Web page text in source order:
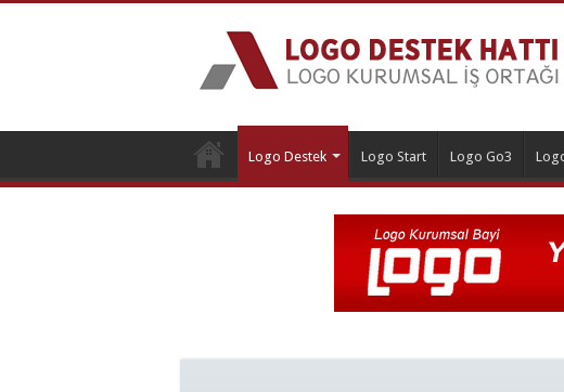
Logo Destek Logo Start Logo Go3